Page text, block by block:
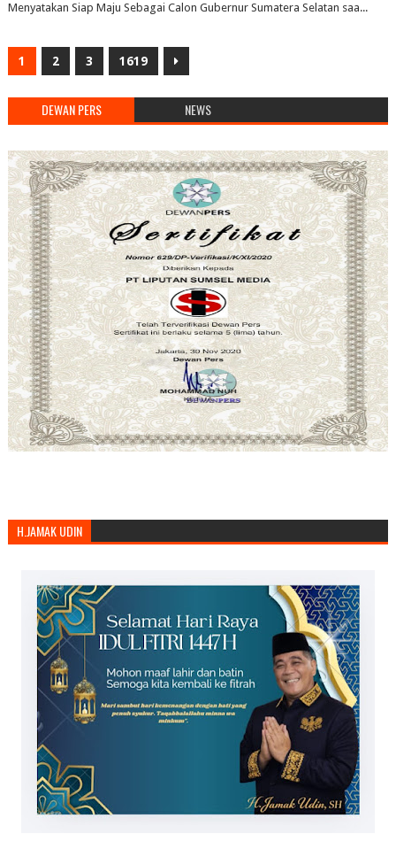
Menyatakan Siap Maju Sebagai Calon Gubernur Sumatera Selatan saa...
1 2 3 1619
DEWAN PERS NEWS
H.JAMAK UDIN